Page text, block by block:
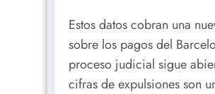
Estos datos cobran una
sobre los pagos del
proceso judicial sigue
cifras de expulsiones son